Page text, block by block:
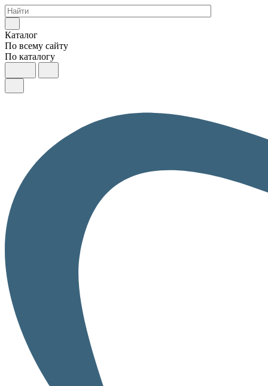
Каталог
По всему сайту
По каталогу